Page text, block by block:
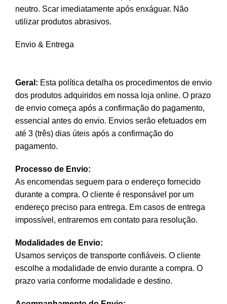
neutro. Scar imediatamente após enxáguar. Não
utilizar produtos abrasivos.
Envio & Entrega
Geral: Esta política detalha os procedimentos de envio
dos produtos adquiridos em nossa loja online. O prazo
de envio começa após a confirmação do pagamento,
essencial antes do envio. Envios serão efetuados em
até 3 (três) dias úteis após a confirmação do
pagamento.
Processo de Envio:
As encomendas seguem para o endereço fornecido
durante a compra. O cliente é responsável por um
endereço preciso para entrega. Em casos de entrega
impossível, entraremos em contato para resolução.
Modalidades de Envio:
Usamos serviços de transporte confiáveis. O cliente
escolhe a modalidade de envio durante a compra. O
prazo varia conforme modalidade e destino.